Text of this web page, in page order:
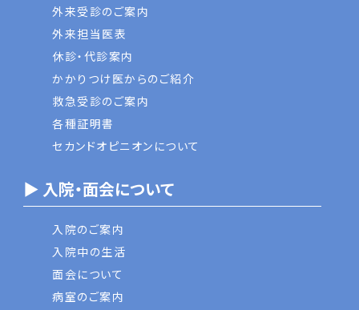
外来受診のご案内
外来担当医表
休診・代診案内
かかりつけ医からのご紹介
救急受診のご案内
各種証明書
セカンドオピニオンについて
▶ 入院・面会について
入院のご案内
入院中の生活
面会について
病室のご案内